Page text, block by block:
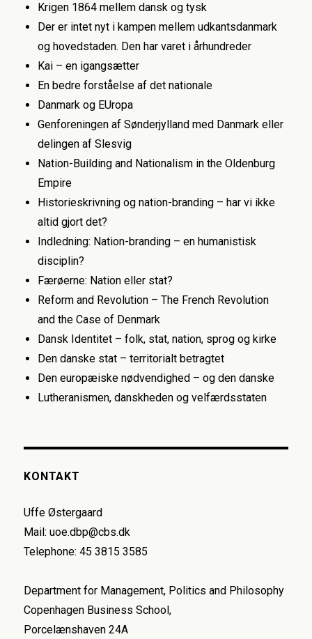
Krigen 1864 mellem dansk og tysk
Der er intet nyt i kampen mellem udkantsdanmark
og hovedstaden. Den har varet i århundreder
Kai – en igangsætter
En bedre forståelse af det nationale
Danmark og EUropa
Genforeningen af Sønderjylland med Danmark eller
delingen af Slesvig
Nation-Building and Nationalism in the Oldenburg
Empire
Historieskrivning og nation-branding – har vi ikke
altid gjort det?
Indledning: Nation-branding – en humanistisk
disciplin?
Færøerne: Nation eller stat?
Reform and Revolution – The French Revolution
and the Case of Denmark
Dansk Identitet – folk, stat, nation, sprog og kirke
Den danske stat – territorialt betragtet
Den europæiske nødvendighed – og den danske
Lutheranismen, danskheden og velfærdsstaten
KONTAKT
Uffe Østergaard
Mail: uoe.dbp@cbs.dk
Telephone: 45 3815 3585
Department for Management, Politics and Philosophy
Copenhagen Business School,
Porcelænshaven 24A